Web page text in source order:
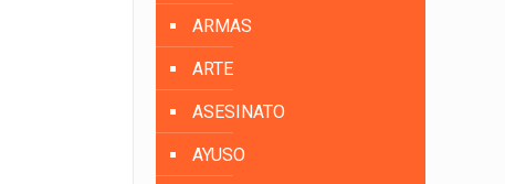
ARMAS
ARTE
ASESINATO
AYUSO